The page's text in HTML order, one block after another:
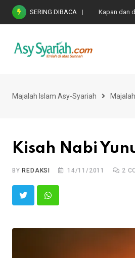
Skip
SERING DIBACA Kapan dan
Majalah Islam Asy-Syariah
Kisah Nabi
BY REDAKSI 14/11/2011 2